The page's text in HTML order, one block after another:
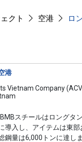
クト 空港 ロ
港
Vietnam Company
スチールはロングタ
導入し、アイテムは東部
鋼量は6,000トンに達し